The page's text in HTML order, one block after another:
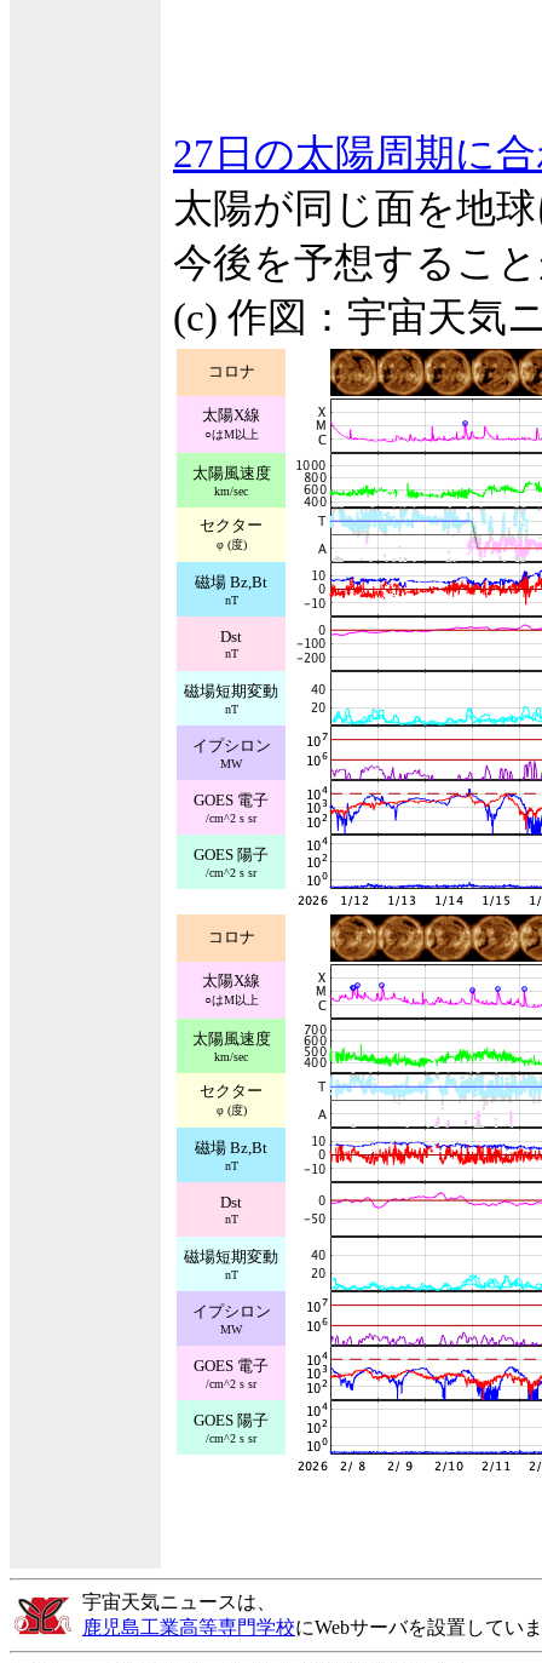
27日の太陽周期に
太陽が同じ面を地
今後を予想するこ
(c) 作図：宇宙天気
コロナ
太陽X線
○はM以上
太陽風速度
km/sec
セクター
φ (度)
磁場 Bz,Bt
nT
Dst
nT
磁場短期変動
nT
イプシロン
MW
GOES 電子
/cm^2 s sr
GOES 陽子
/cm^2 s sr
コロナ
太陽X線
○はM以上
太陽風速度
km/sec
セクター
φ (度)
磁場 Bz,Bt
nT
Dst
nT
磁場短期変動
nT
イプシロン
MW
GOES 電子
/cm^2 s sr
GOES 陽子
/cm^2 s sr
宇宙天気ニュースは、
鹿児島工業高等専門学校にWebサーバを設置してい